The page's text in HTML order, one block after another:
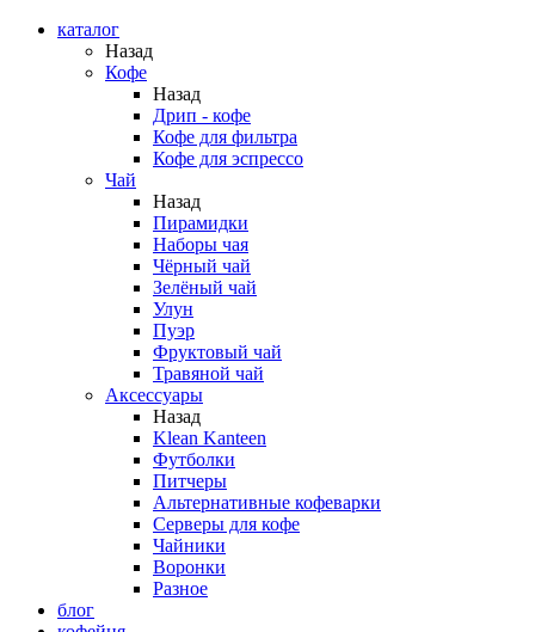
каталог
Назад
Кофе
Назад
Дрип - кофе
Кофе для фильтра
Кофе для эспрессо
Чай
Назад
Пирамидки
Наборы чая
Чёрный чай
Зелёный чай
Улун
Пуэр
Фруктовый чай
Травяной чай
Аксессуары
Назад
Klean Kanteen
Футболки
Питчеры
Альтернативные кофеварки
Серверы для кофе
Чайники
Воронки
Разное
блог